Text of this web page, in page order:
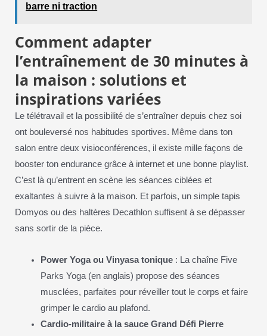
barre ni traction
Comment adapter
l’entraînement de 30 minutes à
la maison : solutions et
inspirations variées
Le télétravail et la possibilité de s’entraîner depuis chez soi
ont bouleversé nos habitudes sportives. Même dans ton
salon entre deux visioconférences, il existe mille façons de
booster ton endurance grâce à internet et une bonne playlist.
C’est là qu’entrent en scène les séances ciblées et
exaltantes à suivre à la maison. Et parfois, un simple tapis
Domyos ou des haltères Decathlon suffisent à se dépasser
sans sortir de la pièce.
Power Yoga ou Vinyasa tonique : La chaîne Five
Parks Yoga (en anglais) propose des séances
musclées, parfaites pour réveiller tout le corps et faire
grimper le cardio au plafond.
Cardio-militaire à la sauce Grand Défi Pierre